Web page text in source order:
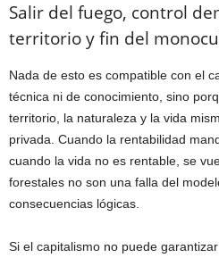
Salir del fuego, control
territorio y fin del
Nada de esto es compatible con el
técnica ni de conocimiento, sino
territorio, la naturaleza y la vida
privada. Cuando la rentabilidad
cuando la vida no es rentable, se
forestales no son una falla del
consecuencias lógicas.
Si el capitalismo no puede